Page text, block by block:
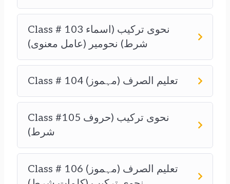
Class # 103 نحوی ترکیب (اسماء
شرط) نحومیر (عامل معنوی)
Class # 104 تعلیم الصرف (مہموز)
Class #105 نحوی ترکیب (حروف
شرط)
Class # 106 تعلیم الصرف (مہموز)